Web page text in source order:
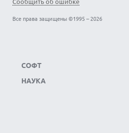
Сообщить об ошибке
Все права защищены ©1995 – 2026
СОФТ
НАУКА